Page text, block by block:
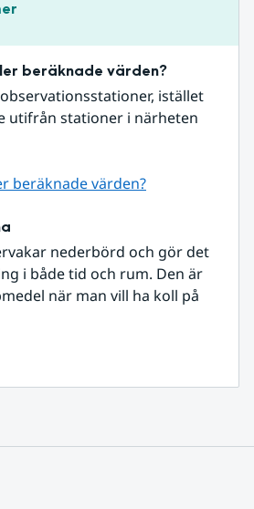
beräknade värden?
istället
utifrån stationer i närheten
beräknade värden?
nederbörd och gör det
i både tid och rum. Den är
när man vill ha koll på